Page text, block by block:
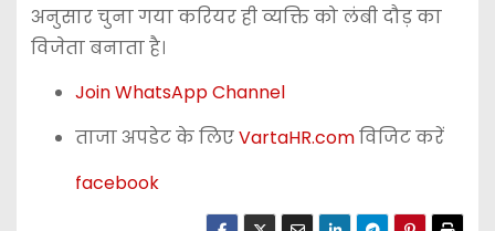
अनुसार चुना गया करियर ही व्यक्ति को लंबी दौड़ का
विजेता बनाता है।
Join WhatsApp Channel
ताजा अपडेट के लिएVartaHR.comविजिट करें
facebook